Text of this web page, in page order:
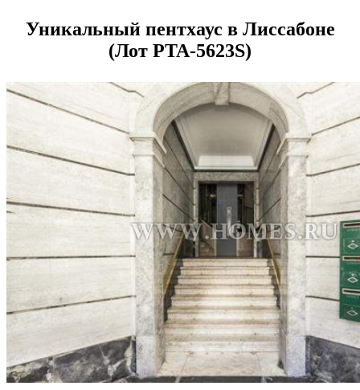
Уникальный пентхаус в Лиссабоне
(Лот PTA-5623S)